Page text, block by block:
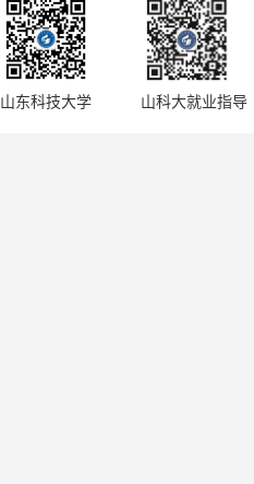
山东科技大学 山科大就业指导